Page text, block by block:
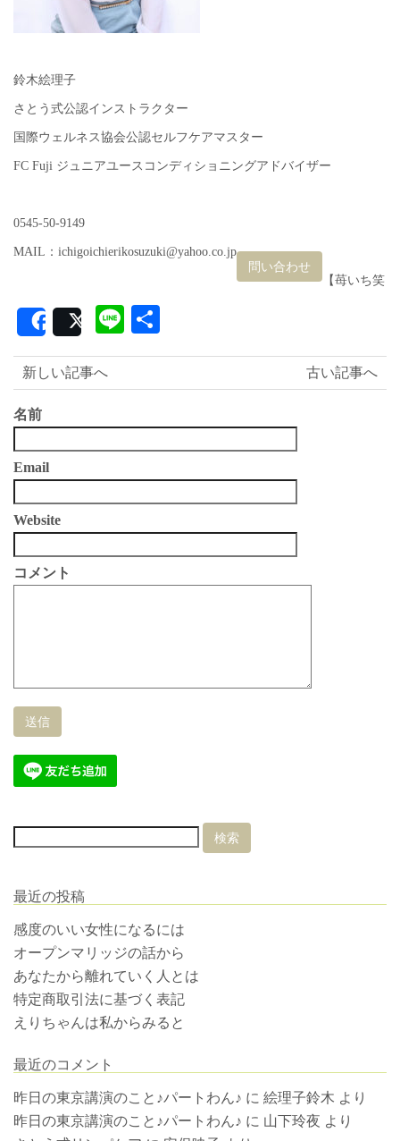
鈴木絵理子
さとう式公認インストラクター
国際ウェルネス協会公認セルフケアマスター
FC Fuji ジュニアユースコンディショニングアドバイザー
0545-50-9149
MAIL：ichigoichierikosuzuki@yahoo.co.jp
問い合わせ
【苺いち笑
SharePost Line
有
古い記事へ
新しい記事へ
名前
Email
Website
コメント
最近の投稿
感度のいい女性になるには
オープンマリッジの話から
あなたから離れていく人とは
特定商取引法に基づく表記
えりちゃんは私からみると
最近のコメント
昨日の東京講演のこと♪パートわん♪ に 絵理子鈴木 より
昨日の東京講演のこと♪パートわん♪ に 山下玲夜 より